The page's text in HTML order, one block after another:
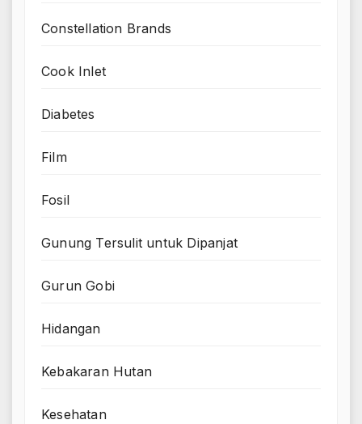
Constellation Brands
Cook Inlet
Diabetes
Film
Fosil
Gunung Tersulit untuk Dipanjat
Gurun Gobi
Hidangan
Kebakaran Hutan
Kesehatan